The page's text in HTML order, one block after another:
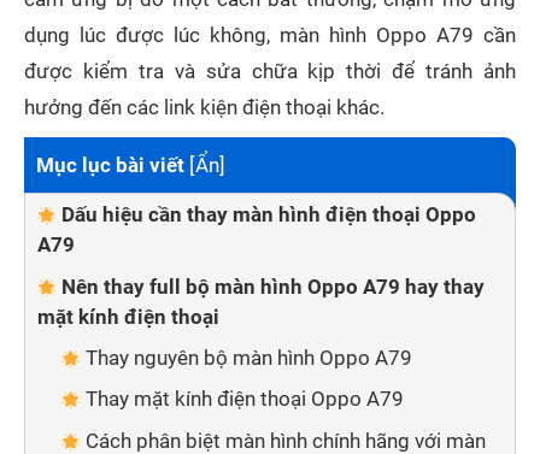
dụng lúc được lúc không, màn hình Oppo A79 cần
được kiểm tra và sửa chữa kịp thời để tránh ảnh
hưởng đến các link kiện điện thoại khác.
Mục lục bài viết [Ẩn]
Dấu hiệu cần thay màn hình điện thoại Oppo
A79
Nên thay full bộ màn hình Oppo A79 hay thay
mặt kính điện thoại
Thay nguyên bộ màn hình Oppo A79
Thay mặt kính điện thoại Oppo A79
Cách phân biệt màn hình chính hãng với màn